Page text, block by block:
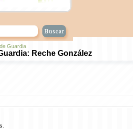
Guardia
Reche González